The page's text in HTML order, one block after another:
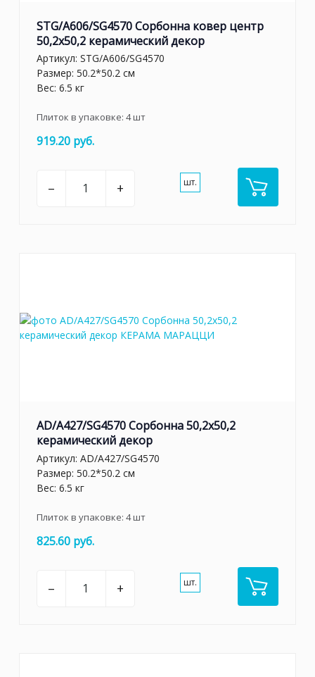
STG/A606/SG4570 Сорбонна ковер центр
50,2x50,2 керамический декор
Артикул: STG/A606/SG4570
Размер: 50.2*50.2 см
Вес: 6.5 кг
Плиток в упаковке: 4шт
919.20 руб.
– + шт.
AD/A427/SG4570 Сорбонна 50,2x50,2
керамический декор
Артикул: AD/A427/SG4570
Размер: 50.2*50.2 см
Вес: 6.5 кг
Плиток в упаковке: 4шт
825.60 руб.
– + шт.